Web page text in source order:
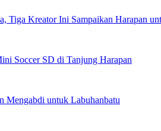
Tiga Kreator Ini Sampaikan Harapan
Soccer SD di Tanjung Harapan
Mengabdi untuk Labuhanbatu